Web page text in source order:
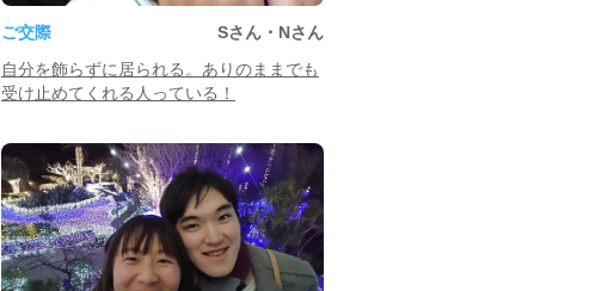
ご交際
Sさん・Nさん
自分を飾らずに居られる。ありのままでも
受け止めてくれる人っている！